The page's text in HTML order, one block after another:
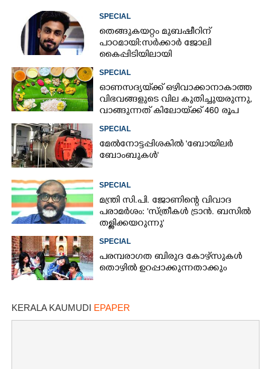
SPECIAL
തെങ്ങുകയറ്റം മുബഷീറിന്
പാഠമായി:സർക്കാർ ജോലി
കൈപ്പിടിയിലായി
SPECIAL
ഓണസദ്യയ്‌ക്ക് ഒഴിവാക്കാനാകാത്ത
വിഭവങ്ങളുടെ വില കുതിച്ചുയരുന്നു,
വാങ്ങുന്നത് കിലോയ്‌ക്ക് 460 രൂപ
SPECIAL
മേൽനോട്ടപ്പിശകിൽ "ബോയിലർ
ബോംബുകൾ"
SPECIAL
മന്ത്രി സി.പി. ജോണിന്റെ വിവാദ
പരാമർശം: 'സ്ത്രീകൾ ട്രാൻ. ബസിൽ
തള്ളിക്കയറുന്നു'
SPECIAL
പരമ്പരാഗത ബിരുദ കോഴ്സുകൾ
തൊഴിൽ ഉറപ്പാക്കുന്നതാക്കും
KERALA KAUMUDI EPAPER